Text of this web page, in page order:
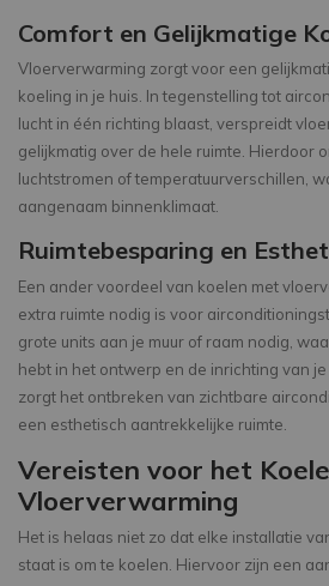
Comfort en Gelijkmatige
Vloerverwarming zorgt voor een
koeling in je huis. In tegenstelling tot
lucht in één richting blaast, verspreidt
gelijkmatig over de hele ruimte. Hierdoor
luchtstromen of temperatuurverschillen,
aangenaam binnenklimaat.
Ruimtebesparing en
Een ander voordeel van koelen met
extra ruimte nodig is voor
grote units aan je muur of raam nodig,
hebt in het ontwerp en de inrichting van
zorgt het ontbreken van zichtbare
een esthetisch aantrekkelijke ruimte.
Vereisten voor het
Vloerverwarming
Het is helaas niet zo dat elke installatie
staat is om te koelen. Hiervoor zijn een